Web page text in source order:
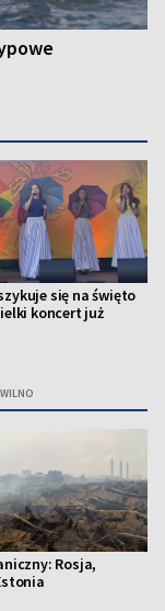
się na święto
koncert już
Rosja,